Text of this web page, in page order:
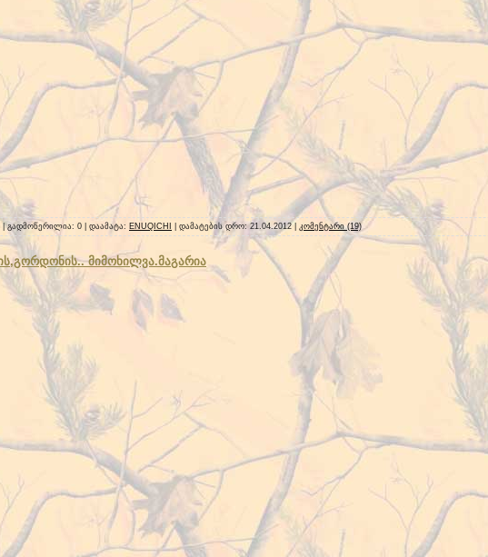
| გადმოწერილია: 0 | დაამატა: ENUQICHI | დამატების დრო:21.04.2012 კომენტარი (19)
მიმოხილვა.მაგარია